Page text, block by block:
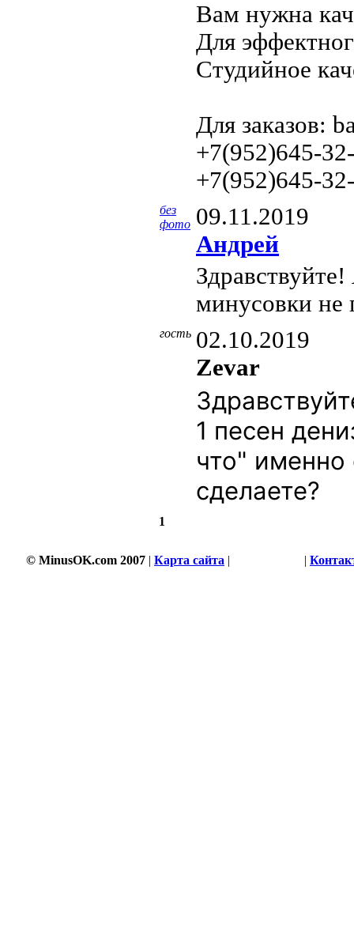
Вам нужна
Для
Cтудийное
Для заказов:
+7(952)645-
+7(952)645-
без
фото 09.11.2019
Андрей
минусовки
гость 02.10.2019
Zevar
1 песен
что" именно
сделаете?
1
© MinusOK.com 2007 | Карта сайта | |